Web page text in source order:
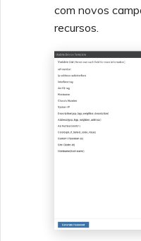
com novos
recursos.